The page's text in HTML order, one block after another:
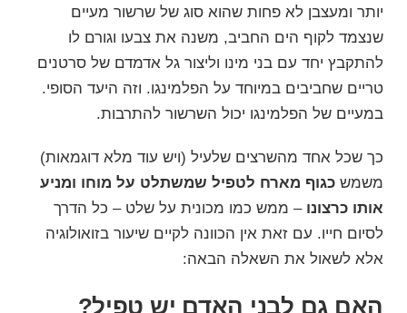
יותר ומעצבן לא פחות שהוא סוג של שרשור מעיים
שנצמד לקוף הים החביב, משנה את צבעו וגורם לו
להתקבץ יחד עם בני מינו וליצור גל אדמדם של סרטנים
טריים שחביבים במיוחד על הפלמינגו. וזה היעד הסופי.
במעיים של הפלמינגו יכול השרשור להתרבות.
כך שכל אחד מהשרצים שלעיל (ויש עוד מלא דוגמאות)
משמש כגוף מארח לטפיל שמשתלט על מוחו ומניע
אותו כרצונו – ממש כמו מכונית על שלט – כל הדרך
לסיום חייו. עם זאת אין הכוונה לקיים שיעור בזואולוגיה
אלא לשאול את השאלה הבאה:
האם גם לבני האדם יש טפיל?